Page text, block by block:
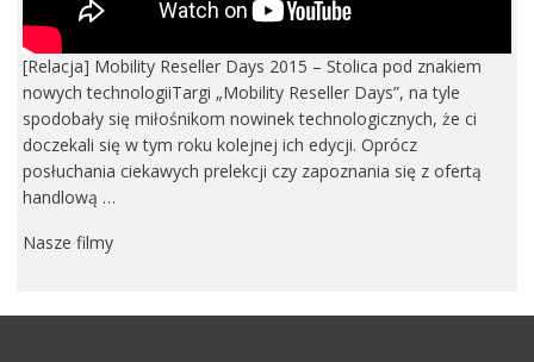
[Relacja] Mobility Reseller Days 2015 – Stolica pod znakiem
nowych technologiiTargi „Mobility Reseller Days”, na tyle
spodobały się miłośnikom nowinek technologicznych, że ci
doczekali się w tym roku kolejnej ich edycji. Oprócz
posłuchania ciekawych prelekcji czy zapoznania się z ofertą
handlową …
Nasze filmy